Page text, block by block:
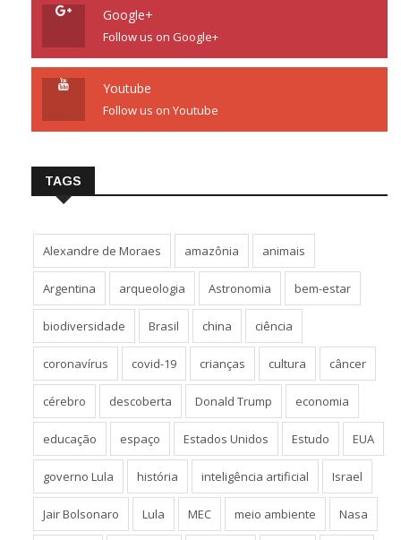
Google+
Follow us on Google+
Youtube
Follow us on Youtube
TAGS
Alexandre de Moraes amazônia animais
Argentina arqueologia Astronomia bem-estar
biodiversidade Brasil china ciência
coronavírus covid-19 crianças cultura câncer
cérebro descoberta Donald Trump economia
educação espaço Estados Unidos Estudo EUA
governo Lula história inteligência artificial Israel
Jair Bolsonaro Lula MEC meio ambiente Nasa